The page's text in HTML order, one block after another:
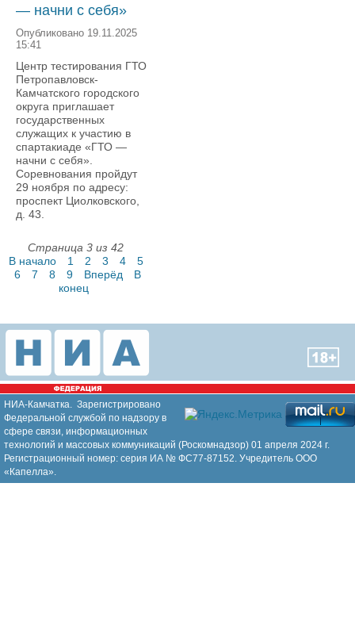
— начни с себя»
Опубликовано 19.11.2025
15:41
Центр тестирования ГТО
Петропавловск-
Камчатского городского
округа приглашает
государственных
служащих к участию в
спартакиаде «ГТО —
начни с себя».
Соревнования пройдут
29 ноября по адресу:
проспект Циолковского,
д. 43.
Страница 3 из 42
В начало
1 2 3 4
5
6
7 8 9 Вперёд
В
конец
НИА-Камчатка. Зарегистрировано
Федеральной службой по надзору в
сфере связи, информационных
технологий и массовых коммуникаций (Роскомнадзор) 01 апреля 2024 г.
Регистрационный номер: серия ИА № ФС77-87152. Учредитель ООО
«Капелла».